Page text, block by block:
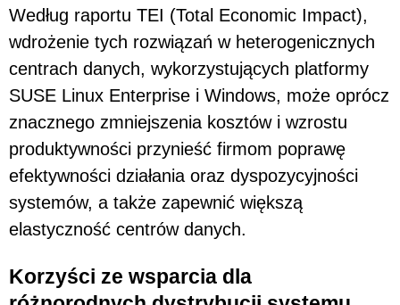
Według raportu TEI (Total Economic Impact),
wdrożenie tych rozwiązań w heterogenicznych
centrach danych, wykorzystujących platformy
SUSE Linux Enterprise i Windows, może oprócz
znacznego zmniejszenia kosztów i wzrostu
produktywności przynieść firmom poprawę
efektywności działania oraz dyspozycyjności
systemów, a także zapewnić większą
elastyczność centrów danych.
Korzyści ze wsparcia dla